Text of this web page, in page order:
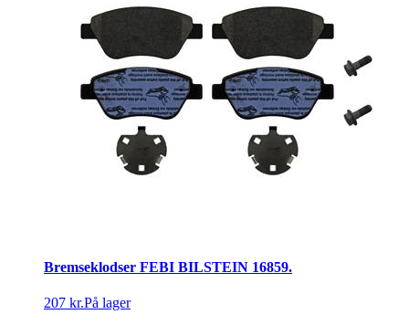
Bremseklodser FEBI BILSTEIN 16859.
207 kr.På lager